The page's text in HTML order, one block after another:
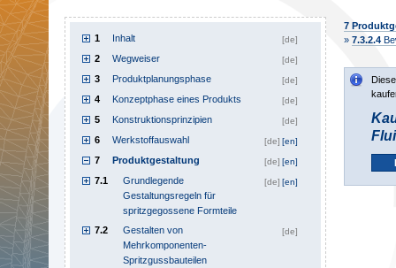
7
» 7.3.2.4
1 Inhalt [de]
2 Wegweiser [de]
3 Produktplanungsphase [de]
4 Konzeptphase eines Produkts [de]
5 Konstruktionsprinzipien [de]
6 Werkstoffauswahl [en]
[de]
7 Produktgestaltung [en]
[de]
7.1
Grundlegende
Gestaltungsregeln für
spritzgegossene Formteile
[en]
[de]
7.2
Gestalten von
Mehrkomponenten-
Spritzgussbauteilen
[de]